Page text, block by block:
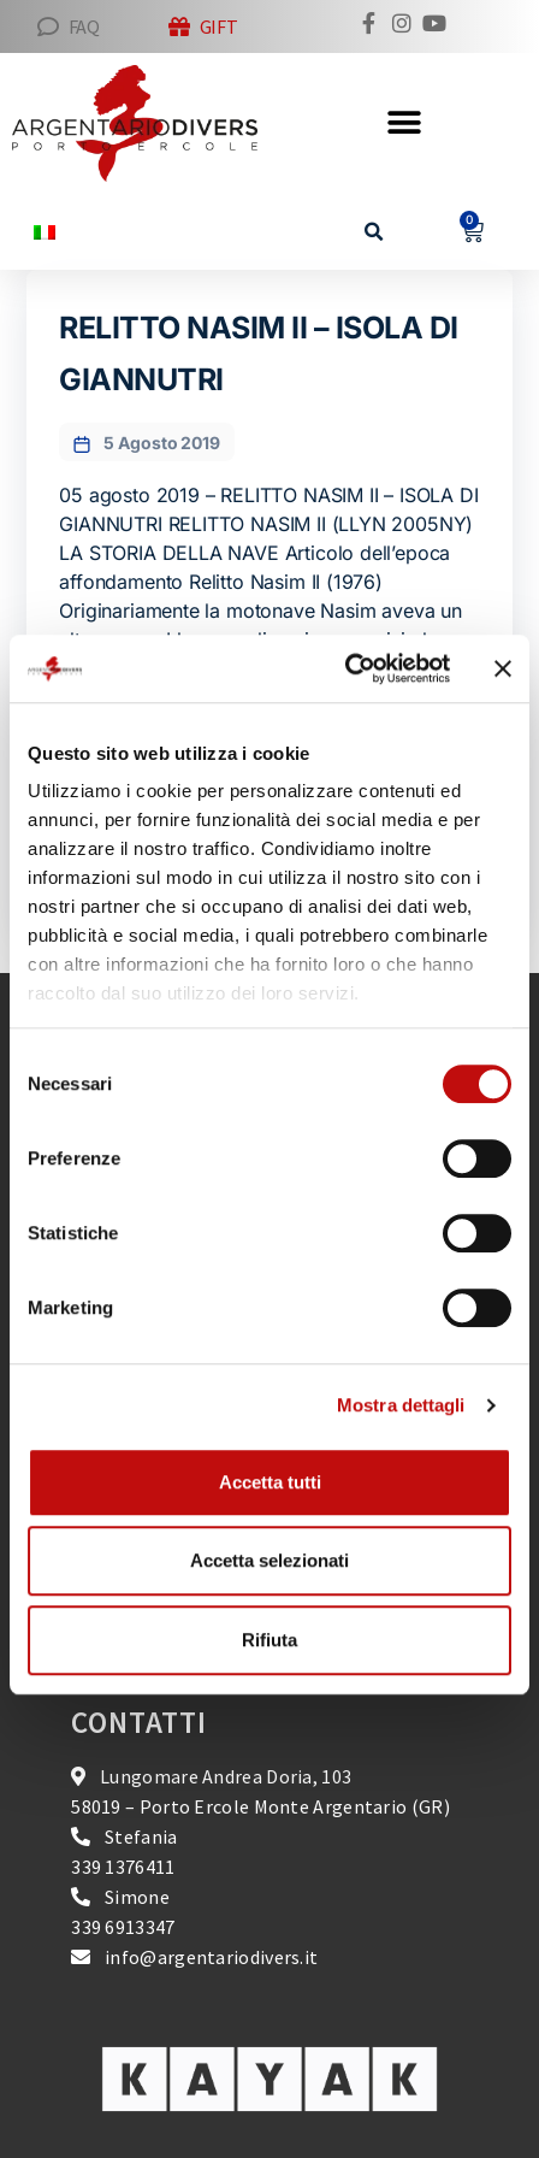
Questo sito web utilizza i cookie
Utilizziamo i cookie per personalizzare contenuti ed
annunci, per fornire funzionalità dei social media e per
analizzare il nostro traffico. Condividiamo inoltre
informazioni sul modo in cui utilizza il nostro sito con i
nostri partner che si occupano di analisi dei dati web,
pubblicità e social media, i quali potrebbero combinarle
con altre informazioni che ha fornito loro o che hanno
raccolto dal suo utilizzo dei loro servizi.
delNecessari
Preferenze
Statistiche
Marketing
Mostra dettagli
Accetta tutti
Accetta selezionati
Rifiuta
FAQ GIFT
0
RELITTO NASIM II – ISOLA DI
GIANNUTRI
5 Agosto 2019
05 agosto 2019 – RELITTO NASIM II – ISOLA DI
GIANNUTRI RELITTO NASIM II (LLYN 2005NY)
LA STORIA DELLA NAVE Articolo dell’epoca
affondamento Relitto Nasim II (1976)
Originariamente la motonave Nasim aveva un
altro nome, Llyn e negli anni successivi al varo
è stato destinato al carico di materiale
generico soprattutto di natura ortofrutticola
nasim 2 nasim wreck relitto del nasim
relitto
giannutri
l’anno ed è un punto di riferimento
ricreativi, per gruppi e scuole sub.
POLITICA DI CANCELLAZIONE IMMERSIONI
Snorkeling
Calendario Attività
CONTATTI
Lungomare Andrea Doria, 103
58019 – Porto Ercole Monte Argentario (GR)
Stefania
339 1376411
Simone
339 6913347
info@argentariodivers.it